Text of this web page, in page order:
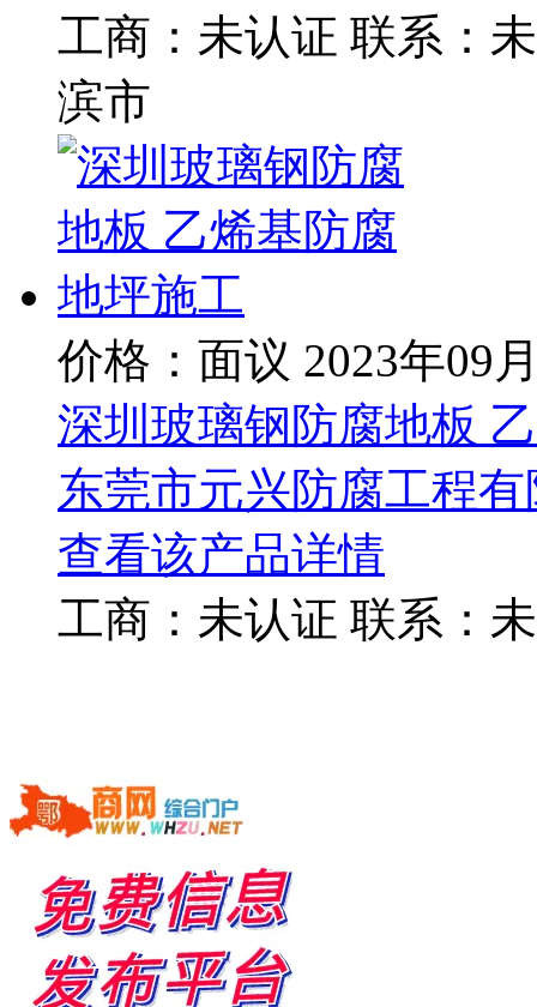
工商： 未认证 联系：
滨市
价格：面议 2023年09
深圳玻璃钢防腐地板
东莞市元兴防腐工程
查看该产品详情
工商： 未认证 联系：